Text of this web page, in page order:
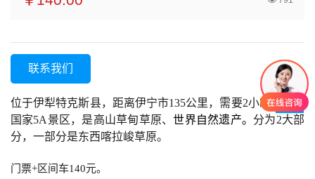
联系我们
位于伊犁特克斯县，距离伊宁市135公里，需要2小时车程。
国家5A景区，是高山草甸草原、世界自然遗产。 分为2大部
分，一部分是东西喀拉峻草原。
门票+区间车140元。